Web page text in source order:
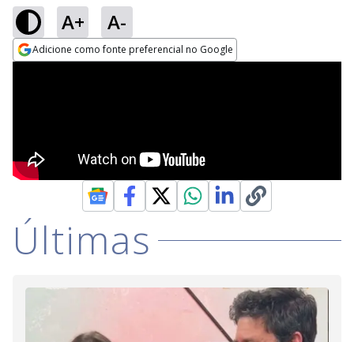
A+ A-
Adicione como fonte preferencial no Google
Últimas